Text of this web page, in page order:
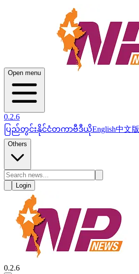
Open menu
0.2.6
ပြည်တွင်းနိုင်ငံတကာဗီဒီယိုEnglish中文版
Others
Login
0.2.6